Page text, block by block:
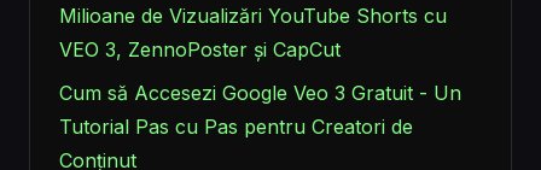
Milioane de Vizualizări YouTube Shorts cu
VEO 3, ZennoPoster și CapCut
Cum să Accesezi Google Veo 3 Gratuit - Un
Tutorial Pas cu Pas pentru Creatori de
Conținut